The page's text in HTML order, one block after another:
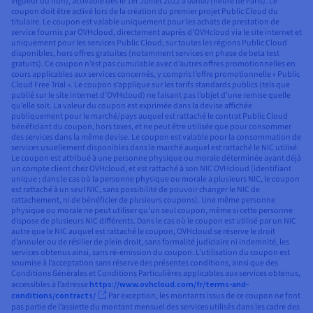
coupon doit être activé lors de la création du premier projet Public Cloud du
titulaire. Le coupon est valable uniquement pour les achats de prestation de
service fournis par OVHcloud, directement auprès d’OVHcloud via le site internet et
uniquement pour les services Public Cloud, sur toutes les régions Public Cloud
disponibles, hors offres gratuites (notamment services en phase de beta test
gratuits). Ce coupon n’est pas cumulable avec d’autres offres promotionnelles en
cours applicables aux services concernés, y compris l’offre promotionnelle « Public
Cloud Free Trial ». Le coupon s’applique sur les tarifs standards publics (tels que
publié sur le site internet d’OVHcloud) ne faisant pas l’objet d’une remise quelle
qu’elle soit. La valeur du coupon est exprimée dans la devise affichée
publiquement pour le marché/pays auquel est rattaché le contrat Public Cloud
bénéficiant du coupon, hors taxes, et ne peut être utilisée que pour consommer
des services dans la même devise. Le coupon est valable pour la consommation de
services usuellement disponibles dans le marché auquel est rattaché le NIC utilisé.
Le coupon est attribué à une personne physique ou morale déterminée ayant déjà
un compte client chez OVHcloud, et est rattaché à son NIC OVHcloud (identifiant
unique ; dans le cas où la personne physique ou morale a plusieurs NIC, le coupon
est rattaché à un seul NIC, sans possibilité de pouvoir changer le NIC de
rattachement, ni de bénéficier de plusieurs coupons). Une même personne
physique ou morale ne peut utiliser qu’un seul coupon, même si cette personne
dispose de plusieurs NIC différents. Dans le cas où le coupon est utilisé par un NIC
autre que le NIC auquel est rattaché le coupon, OVHcloud se réserve le droit
d’annuler ou de résilier de plein droit, sans formalité judiciaire ni indemnité, les
services obtenus ainsi, sans ré-émission du coupon. L’utilisation du coupon est
soumise à l’acceptation sans réserve des présentes conditions, ainsi que des
Conditions Générales et Conditions Particulières applicables aux services obtenus,
accessibles à l’adresse https://www.ovhcloud.com/fr/terms-and-
conditions/contracts/
Par exception, les montants issus de ce coupon ne font
pas partie de l’assiette du montant mensuel des services utilisés dans les cadre des